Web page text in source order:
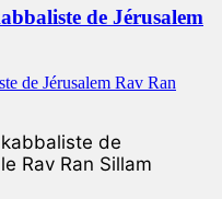
de Jérusalem
de
Rav Ran Sillam